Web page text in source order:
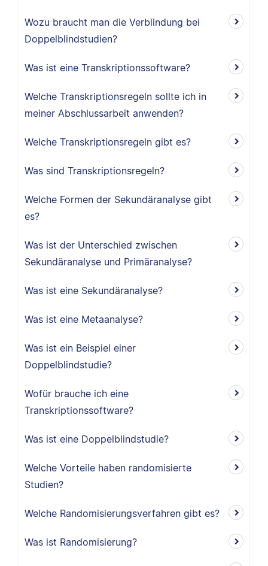
Wozu braucht man die Verblindung bei
Doppelblindstudien?
Was ist eine Transkriptionssoftware?
Welche Transkriptionsregeln sollte ich in
meiner Abschlussarbeit anwenden?
Welche Transkriptionsregeln gibt es?
Was sind Transkriptionsregeln?
Welche Formen der Sekundäranalyse gibt
es?
Was ist der Unterschied zwischen
Sekundäranalyse und Primäranalyse?
Was ist eine Sekundäranalyse?
Was ist eine Metaanalyse?
Was ist ein Beispiel einer
Doppelblindstudie?
Wofür brauche ich eine
Transkriptionssoftware?
Was ist eine Doppelblindstudie?
Welche Vorteile haben randomisierte
Studien?
Welche Randomisierungsverfahren gibt es?
Was ist Randomisierung?